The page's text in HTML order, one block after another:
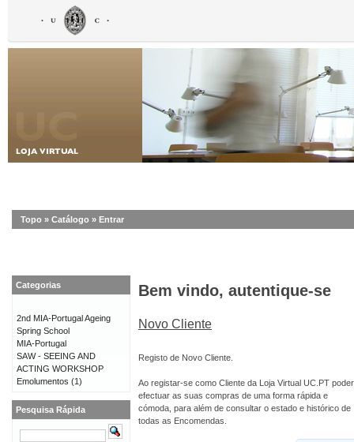
Topo » Catálogo » Entrar
Bem vindo, autentique-se
Novo Cliente
Registo de Novo Cliente.
Ao registar-se como Cliente da Loja Virtual UC.PT
efectuar as suas compras de uma forma rápida e
cómoda, para além de consultar o estado e histórico de
todas as Encomendas.
Categorias
2nd MIA-Portugal Ageing
Spring School
MIA-Portugal
SAW - SEEING AND
ACTING WORKSHOP
Emolumentos (1)
Pesquisa Rápida